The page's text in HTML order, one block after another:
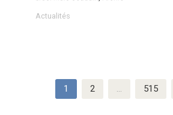
Actualités
1 2 … 515